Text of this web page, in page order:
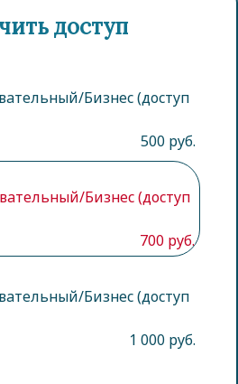
доступ
Бизнес (доступ
500 руб.
Бизнес (доступ
700 руб.
Бизнес (доступ
1 000 руб.